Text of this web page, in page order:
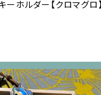
ーホルダー【クロマグロ】